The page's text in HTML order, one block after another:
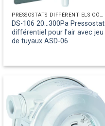
PRESSOSTATS DIFFÉRENTIELS CÔTÉ AIR
DS-106 20...300Pa Pressostat
différentiel pour l'air avec jeu
de tuyaux ASD-06